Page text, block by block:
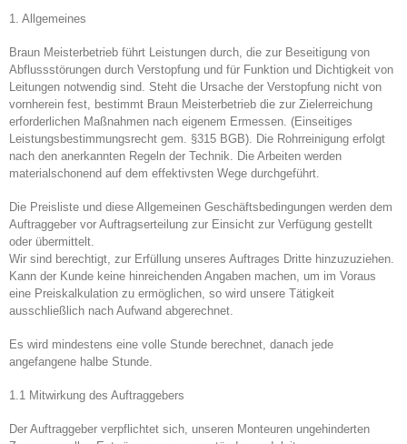
1. Allgemeines
Braun Meisterbetrieb führt Leistungen durch, die zur Beseitigung von
Abflussstörungen durch Verstopfung und für Funktion und Dichtigkeit von
Leitungen notwendig sind. Steht die Ursache der Verstopfung nicht von
vornherein fest, bestimmt Braun Meisterbetrieb die zur Zielerreichung
erforderlichen Maßnahmen nach eigenem Ermessen. (Einseitiges
Leistungsbestimmungsrecht gem. §315 BGB). Die Rohrreinigung erfolgt
nach den anerkannten Regeln der Technik. Die Arbeiten werden
materialschonend auf dem effektivsten Wege durchgeführt.
Die Preisliste und diese Allgemeinen Geschäftsbedingungen werden dem
Auftraggeber vor Auftragserteilung zur Einsicht zur Verfügung gestellt
oder übermittelt.
Wir sind berechtigt, zur Erfüllung unseres Auftrages Dritte hinzuzuziehen.
Kann der Kunde keine hinreichenden Angaben machen, um im Voraus
eine Preiskalkulation zu ermöglichen, so wird unsere Tätigkeit
ausschließlich nach Aufwand abgerechnet.
Es wird mindestens eine volle Stunde berechnet, danach jede
angefangene halbe Stunde.
1.1 Mitwirkung des Auftraggebers
Der Auftraggeber verpflichtet sich, unseren Monteuren ungehinderten